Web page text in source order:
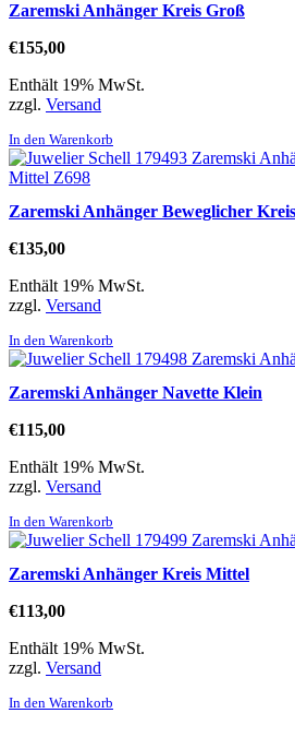
Zaremski Anhänger Kreis Groß
€155,00
Enthält 19% MwSt.
zzgl. Versand
In den Warenkorb
Zaremski Anhänger Beweglicher
€135,00
Enthält 19% MwSt.
zzgl. Versand
In den Warenkorb
Zaremski Anhänger Navette Klein
€115,00
Enthält 19% MwSt.
zzgl. Versand
In den Warenkorb
Zaremski Anhänger Kreis Mittel
€113,00
Enthält 19% MwSt.
zzgl. Versand
In den Warenkorb